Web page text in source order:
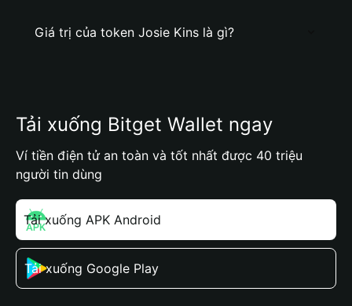
Giá trị của token Josie Kins là gì?
Tải xuống Bitget Wallet ngay
Ví tiền điện tử an toàn và tốt nhất được 40 triệu
người tin dùng
Tải xuống APK Android
Tải xuống Google Play